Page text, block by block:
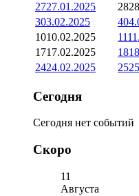
2727.01.2025 28
303.02.2025 4
1010.02.2025 11
1717.02.2025 18
2424.02.2025 25
Сегодня
Сегодня нет событий
Скоро
11
Августа